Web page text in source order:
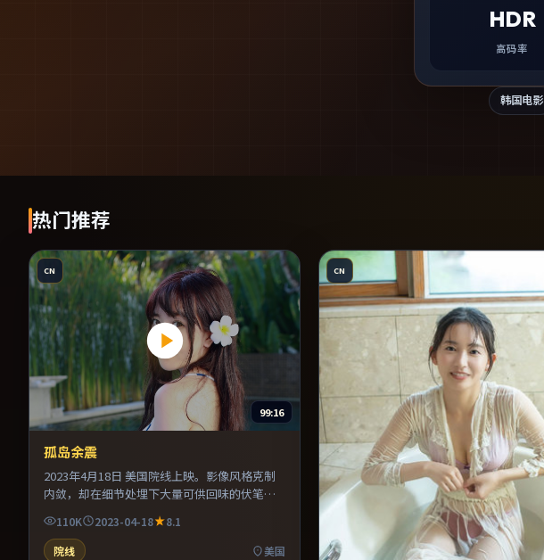
HDR
高码率
韩国电影
热门推荐
CN
99:16
孤岛余震
2023年4月18日 美国院线上映。影像风格克制
内敛，却在细节处埋下大量可供回味的伏笔。
主演之间的化学反应自然可信，对手戏张力贯
穿全片。片尾留白意味深长，值得二刷细品台
词与构图。
110K 2023-04-18
8.1
院线
美国
CN